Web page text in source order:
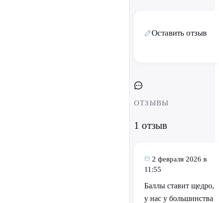
Оставить отзыв
ОТЗЫВЫ
1 отзыв
2 февраля 2026 в
11:55
Баллы ставит щедро,
у нас у большинства